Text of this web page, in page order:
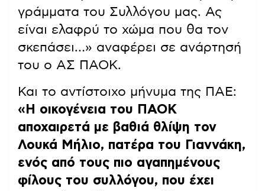
γράμματα του Συλλόγου μας. Ας
είναι ελαφρύ το χώμα που θα τον
σκεπάσει…» αναφέρει σε ανάρτησή
του ο ΑΣ ΠΑΟΚ.
Και το αντίστοιχο μήνυμα της ΠΑΕ:
«Η οικογένεια του ΠΑΟΚ
αποχαιρετά με βαθιά θλίψη τον
Λουκά Μήλιο, πατέρα του Γιαννάκη,
ενός από τους πιο αγαπημένους
φίλους του συλλόγου, που έχει